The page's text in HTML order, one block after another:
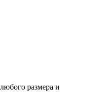
размера и